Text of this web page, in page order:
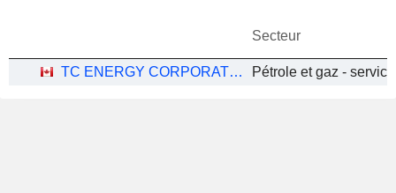
Secteur
TC ENERGY CORPORATION